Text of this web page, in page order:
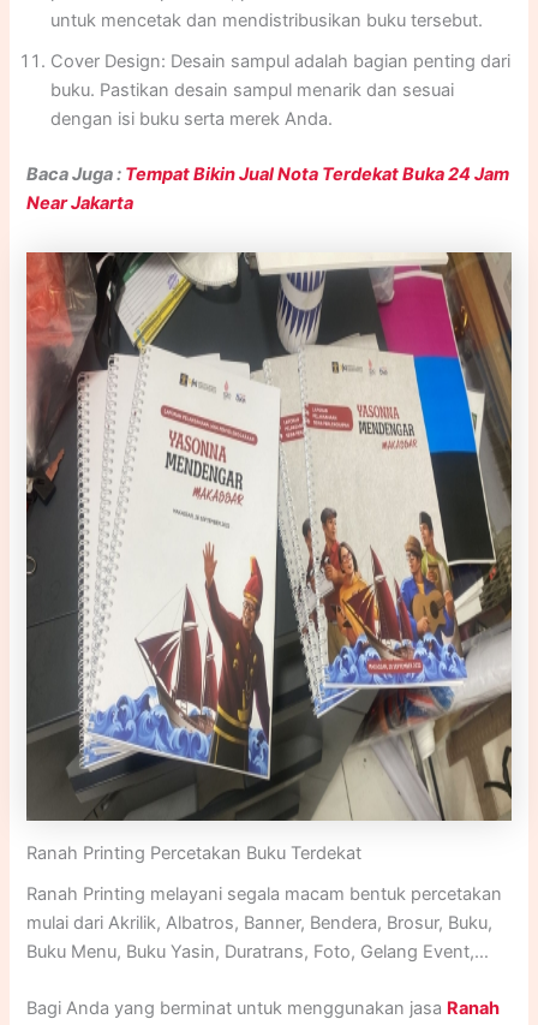
untuk mencetak dan mendistribusikan buku tersebut.
Cover Design: Desain sampul adalah bagian penting dari
buku. Pastikan desain sampul menarik dan sesuai
dengan isi buku serta merek Anda.
Baca Juga : Tempat Bikin Jual Nota Terdekat Buka 24 Jam
Near Jakarta
Ranah Printing Percetakan Buku Terdekat
Ranah Printing melayani segala macam bentuk percetakan
mulai dari Akrilik, Albatros, Banner, Bendera, Brosur, Buku,
Buku Menu, Buku Yasin, Duratrans, Foto, Gelang Event,
Nama, Kupon, Lanyard, Majalah, Nota, Paper Bag, Plakat,
Bagi Anda yang berminat untuk menggunakan jasa Ranah